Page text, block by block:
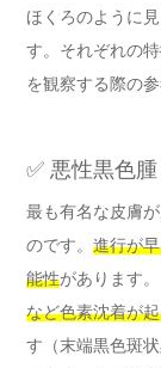
ほくろのように
す。それぞれの
を観察する際の参
✅ 悪性黒色腫
最も有名な皮膚
のです。 進行が
能性があります
など色素沈着が
す（末端黒色斑